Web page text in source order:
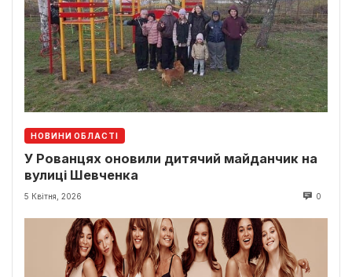
НОВИНИ ОБЛАСТІ
У Рованцях оновили дитячий майданчик на
вулиці Шевченка
5 Квітня, 2026 0